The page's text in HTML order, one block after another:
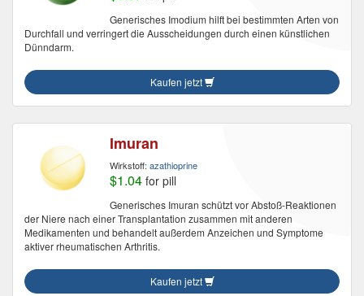
Generisches Imodium hilft bei bestimmten Arten von
Durchfall und verringert die Ausscheidungen durch einen künstlichen
Dünndarm.
Kaufen jetzt
Imuran
Wirkstoff: azathioprine
$1.04 for pill
Generisches Imuran schützt vor Abstoß-Reaktionen
der Niere nach einer Transplantation zusammen mit anderen
Medikamenten und behandelt außerdem Anzeichen und Symptome
aktiver rheumatischen Arthritis.
Kaufen jetzt